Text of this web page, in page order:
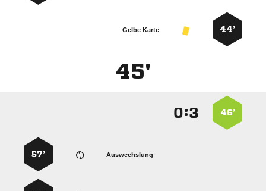
44’
Gelbe Karte
45'
46’
:
Auswechslung
57’